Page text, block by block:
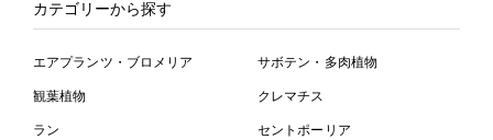
カテゴリーから探す
エアプランツ・ブロメリア サボテン・多肉植物
観葉植物 クレマチス
ラン セントポーリア